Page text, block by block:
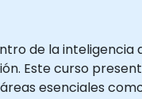
de la
Este curso
esenciales